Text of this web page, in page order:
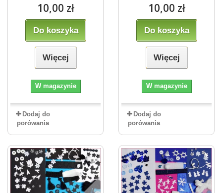
10,00 zł
Do koszyka
Więcej
W magazynie
Dodaj do
porówania
10,00 zł
Do koszyka
Więcej
W magazynie
Dodaj do
porówania